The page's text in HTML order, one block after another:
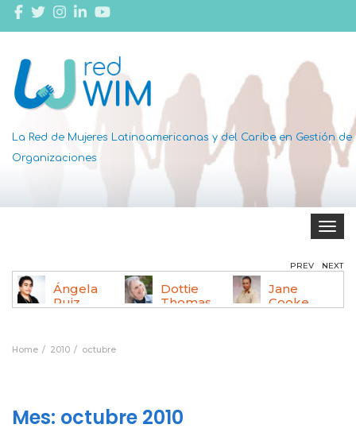
La Red de Mujeres Latinoamericanas y del Caribe en Gestión de
Organizaciones
Toggle
Ángela
Ruiz
Dottie
Thomas
Jane
Cooke
PREV NEXT
Home 2010 octubre
Mes: octubre 2010